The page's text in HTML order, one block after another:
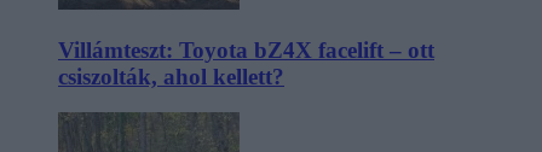
Villámteszt: Toyota bZ4X facelift – ott
csiszolták, ahol kellett?